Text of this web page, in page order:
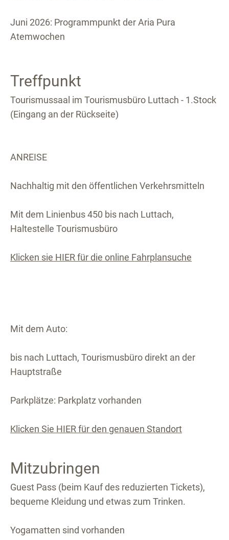
Juni 2026: Programmpunkt der Aria Pura
Atemwochen
Treffpunkt
Tourismussaal im Tourismusbüro Luttach - 1.Stock
(Eingang an der Rückseite)
ANREISE
Nachhaltig mit den öffentlichen Verkehrsmitteln
Mit dem Linienbus 450 bis nach Luttach,
Haltestelle Tourismusbüro
Klicken sie HIER für die online Fahrplansuche
Mit dem Auto:
bis nach Luttach, Tourismusbüro direkt an der
Hauptstraße
Parkplätze: Parkplatz vorhanden
Klicken Sie HIER für den genauen Standort
Mitzubringen
Guest Pass (beim Kauf des reduzierten Tickets),
bequeme Kleidung und etwas zum Trinken.
Yogamatten sind vorhanden